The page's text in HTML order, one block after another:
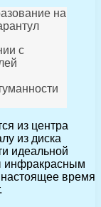
на
с
из центра
из диска
идеальной
инфракрасным
время